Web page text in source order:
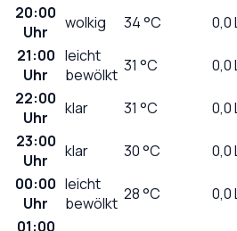
20:00
Uhr
wolkig 34°C 0,0
21:00
Uhr
leicht
bewölkt 31 °C 0,0
22:00
Uhr
klar 31 °C 0,0
23:00
Uhr
klar 30°C 0,0
00:00
Uhr
leicht
bewölkt 28°C 0,0
01:00